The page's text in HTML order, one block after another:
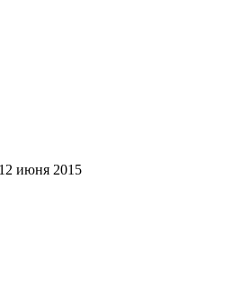
12 июня 2015